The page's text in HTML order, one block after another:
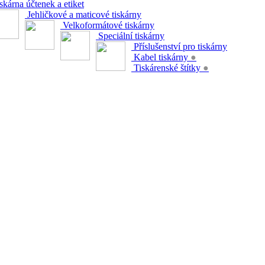
účtenek a etiket
Jehličkové a maticové tiskárny
Velkoformátové tiskárny
Speciální tiskárny
Příslušenství pro tiskárny
Kabel tiskárny ●
Tiskárenské štítky ●